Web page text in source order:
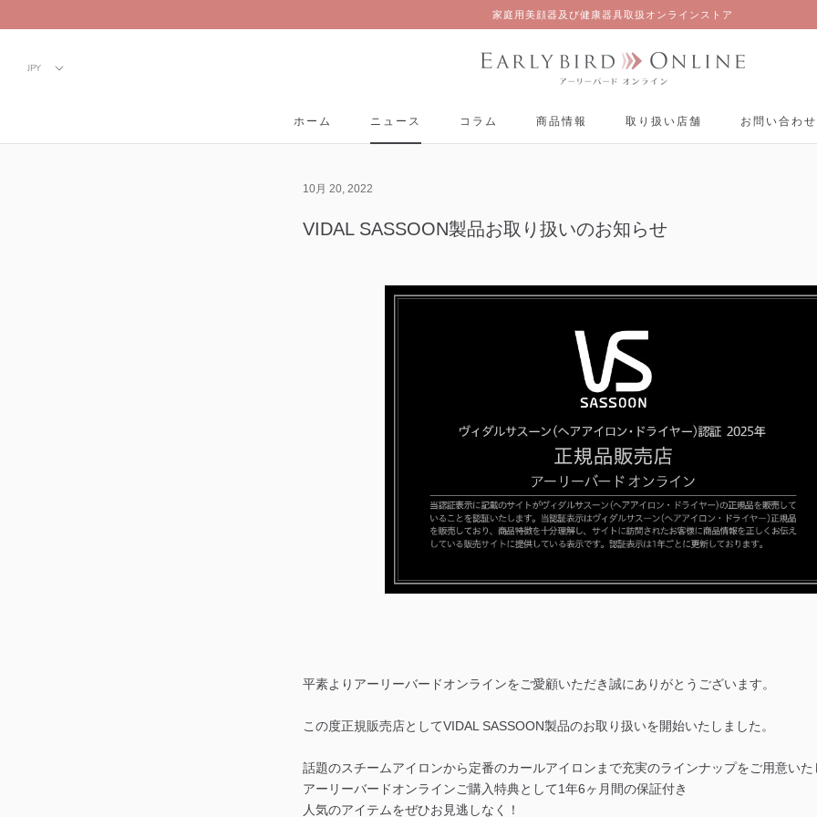
to
家庭用美顔器及び健康器具取扱オンラインストア
ホーム
ニュース
コラム
商品情報
取り扱い店舗
お問い合わせ
10月 20, 2022
VIDAL SASSOON製品お取り扱いのお知らせ
平素よりアーリーバードオンラインをご愛顧いただき誠にありがとうございます。
この度正規販売店としてVIDAL SASSOON製品のお取り扱いを開始いたしました。
話題のスチームアイロンから定番のカールアイロンまで充実のラインナップをご用意いた
アーリーバードオンラインご購入特典として1年6ヶ月間の保証付き
人気のアイテムをぜひお見逃しなく！